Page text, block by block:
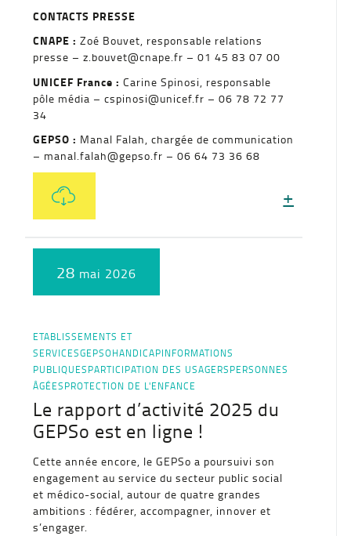
CONTACTS PRESSE
CNAPE : Zoé Bouvet, responsable relations
presse – z.bouvet@cnape.fr – 01 45 83 07 00
UNICEF France : Carine Spinosi, responsable
pôle média – cspinosi@unicef.fr – 06 78 72 77
34
GEPSO : Manal Falah, chargée de communication
– manal.falah@gepso.fr – 06 64 73 36 68
+
28 mai 2026
ETABLISSEMENTS ET
SERVICESGEPSOHANDICAPINFORMATIONS
PUBLIQUESPARTICIPATION DES USAGERSPERSONNES
ÂGÉESPROTECTION DE L'ENFANCE
Le rapport d’activité 2025 du
GEPSo est en ligne !
Cette année encore, le GEPSo a poursuivi son
engagement au service du secteur public social
et médico-social, autour de quatre grandes
ambitions : fédérer, accompagner, innover et
s’engager.